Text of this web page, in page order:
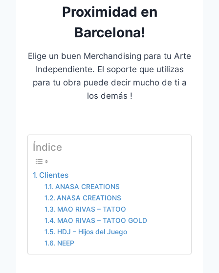
Proximidad en
Barcelona!
Elige un buen Merchandising para tu Arte
Independiente. El soporte que utilizas
para tu obra puede decir mucho de ti a
los demás !
Índice
Clientes
ANASA CREATIONS
ANASA CREATIONS
MAO RIVAS – TATOO
MAO RIVAS – TATOO GOLD
HDJ – Hijos del Juego
NEEP